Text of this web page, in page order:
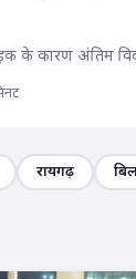
के कारण अंतिम
रायगढ़